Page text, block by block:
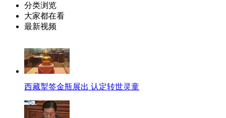
分类浏览
大家都在看
最新视频
西藏掣签金瓶展出 认定转世灵童